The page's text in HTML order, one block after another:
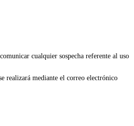
cualquier sospecha referente al uso
realizará mediante el correo electrónico